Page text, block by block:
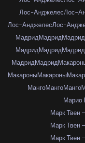
Лос-АнджелесЛос-
Лос-АнджелесЛос-
МадридМадридМадрид
МадридМадридМадрид
МадридМадрид
МакароныМакароны
МангоМангоМанго
Марио
Марк Твен
Марк Твен
Марк Твен